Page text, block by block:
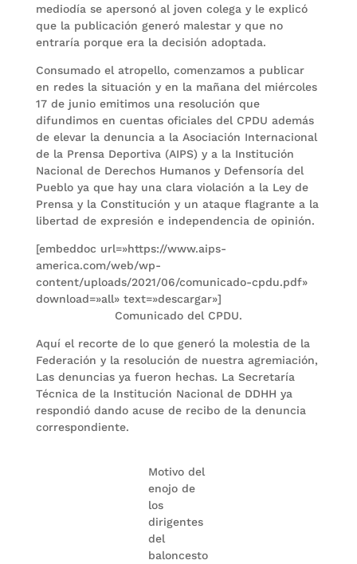
mediodía se apersonó al joven colega y le explicó
que la publicación generó malestar y que no
entraría porque era la decisión adoptada.
Consumado el atropello, comenzamos a publicar
en redes la situación y en la mañana del miércoles
17 de junio emitimos una resolución que
difundimos en cuentas oficiales del CPDU además
de elevar la denuncia a la Asociación Internacional
de la Prensa Deportiva (AIPS) y a la Institución
Nacional de Derechos Humanos y Defensoría del
Pueblo ya que hay una clara violación a la Ley de
Prensa y la Constitución y un ataque flagrante a la
libertad de expresión e independencia de opinión.
[embeddoc url=»https://www.aips-
america.com/web/wp-
content/uploads/2021/06/comunicado-cpdu.pdf»
download=»all» text=»descargar»]
Comunicado del CPDU.
Aquí el recorte de lo que generó la molestia de la
Federación y la resolución de nuestra agremiación,
Las denuncias ya fueron hechas. La Secretaría
Técnica de la Institución Nacional de DDHH ya
respondió dando acuse de recibo de la denuncia
correspondiente.
Motivo del
enojo de
los
dirigentes
del
baloncesto